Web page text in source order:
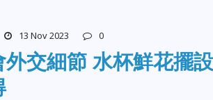
13 Nov 2023 0
外交細節 水杯鮮花擺